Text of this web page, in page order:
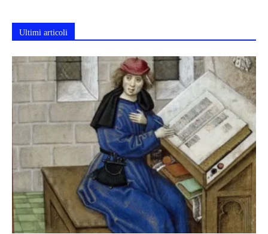
Ultimi articoli